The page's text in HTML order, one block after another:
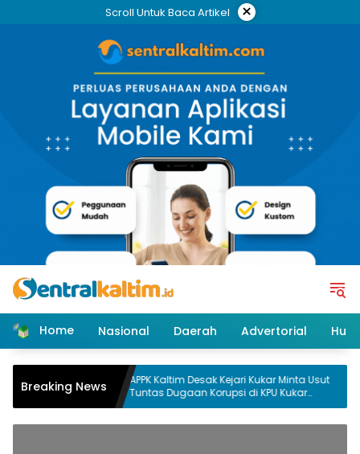
Scroll Untuk Baca Artikel ×
Home Nasional Daerah Advertorial
Breaking NewsAPPK Kaltim Desak Kejari Kukar Minta Usut
Tuntas Dugaan Korupsi di KPU Kukar
pada penggunaan Dana Hibah PSU